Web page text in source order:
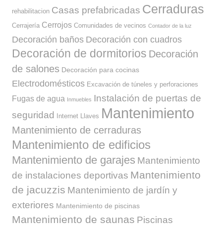
rehabilitacion Casas prefabricadas Cerraduras
Cerrajería Cerrojos Comunidades de vecinos Contador de la luz
Decoración baños Decoración con cuadros
Decoración de dormitorios Decoración
de salones Decoración para cocinas
Electrodomésticos Excavación de túneles y perforaciones
Fugas de agua Inmuebles Instalación de puertas de
seguridad
Internet Llaves Mantenimiento
Mantenimiento de cerraduras
Mantenimiento de edificios
Mantenimiento de garajes Mantenimiento
de instalaciones deportivas Mantenimiento
de jacuzzis Mantenimiento de jardín y
exteriores Mantenimiento de piscinas
Mantenimiento de saunas Piscinas